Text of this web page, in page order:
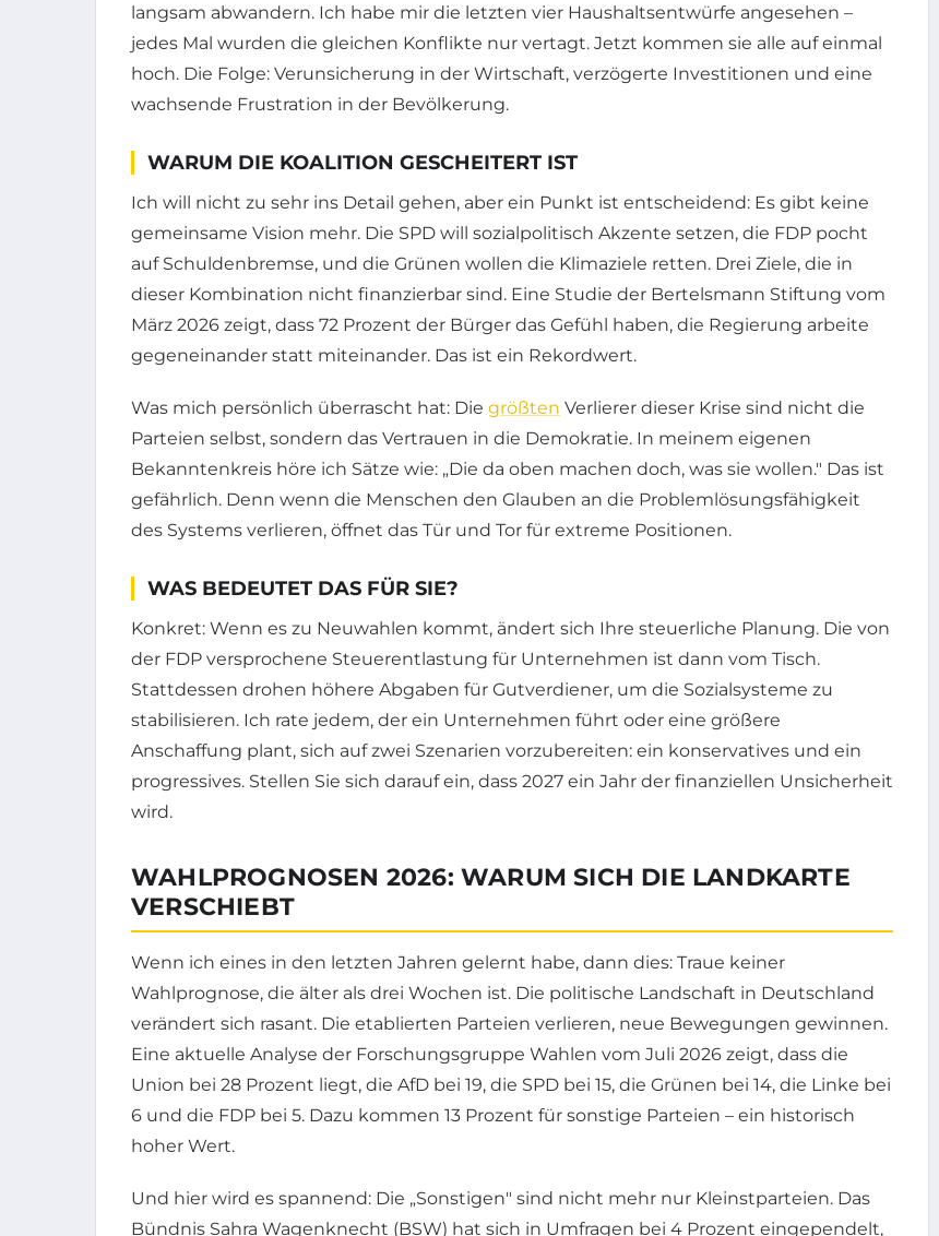
langsam abwandern. Ich habe mir die letzten vier Haushaltsentwürfe angesehen –
jedes Mal wurden die gleichen Konflikte nur vertagt. Jetzt kommen sie alle auf einmal
hoch. Die Folge: Verunsicherung in der Wirtschaft, verzögerte Investitionen und eine
wachsende Frustration in der Bevölkerung.
WARUM DIE KOALITION GESCHEITERT IST
Ich will nicht zu sehr ins Detail gehen, aber ein Punkt ist entscheidend: Es gibt keine
gemeinsame Vision mehr. Die SPD will sozialpolitisch Akzente setzen, die FDP pocht
auf Schuldenbremse, und die Grünen wollen die Klimaziele retten. Drei Ziele, die in
dieser Kombination nicht finanzierbar sind. Eine Studie der Bertelsmann Stiftung vom
März 2026 zeigt, dass 72 Prozent der Bürger das Gefühl haben, die Regierung arbeite
gegeneinander statt miteinander. Das ist ein Rekordwert.
Was mich persönlich überrascht hat: Die größten Verlierer dieser Krise sind nicht die
Parteien selbst, sondern das Vertrauen in die Demokratie. In meinem eigenen
Bekanntenkreis höre ich Sätze wie: „Die da oben machen doch, was sie wollen." Das ist
gefährlich. Denn wenn die Menschen den Glauben an die Problemlösungsfähigkeit
des Systems verlieren, öffnet das Tür und Tor für extreme Positionen.
WAS BEDEUTET DAS FÜR SIE?
Konkret: Wenn es zu Neuwahlen kommt, ändert sich Ihre steuerliche Planung. Die von
der FDP versprochene Steuerentlastung für Unternehmen ist dann vom Tisch.
Stattdessen drohen höhere Abgaben für Gutverdiener, um die Sozialsysteme zu
stabilisieren. Ich rate jedem, der ein Unternehmen führt oder eine größere
Anschaffung plant, sich auf zwei Szenarien vorzubereiten: ein konservatives und ein
progressives. Stellen Sie sich darauf ein, dass 2027 ein Jahr der finanziellen Unsicherheit
wird.
WAHLPROGNOSEN 2026: WARUM SICH DIE LANDKARTE
VERSCHIEBT
Wenn ich eines in den letzten Jahren gelernt habe, dann dies: Traue keiner
Wahlprognose, die älter als drei Wochen ist. Die politische Landschaft in Deutschland
verändert sich rasant. Die etablierten Parteien verlieren, neue Bewegungen gewinnen.
Eine aktuelle Analyse der Forschungsgruppe Wahlen vom Juli 2026 zeigt, dass die
Union bei 28 Prozent liegt, die AfD bei 19, die SPD bei 15, die Grünen bei 14, die Linke bei
6 und die FDP bei 5. Dazu kommen 13 Prozent für sonstige Parteien – ein historisch
hoher Wert.
Und hier wird es spannend: Die „Sonstigen" sind nicht mehr nur Kleinstparteien. Das
Bündnis Sahra Wagenknecht (BSW) hat sich in Umfragen bei 4 Prozent eingependelt,